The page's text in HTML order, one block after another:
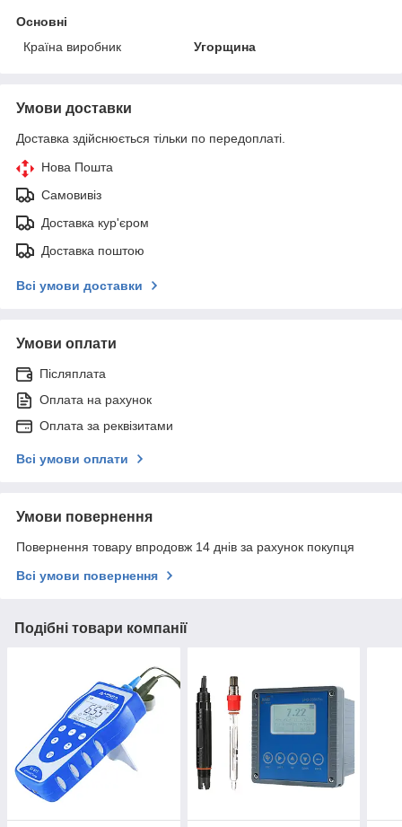
Основні
Країна виробник
Угорщина
Умови доставки
Доставка здійснюється тільки по передоплаті.
Нова Пошта
Самовивіз
Доставка кур'єром
Доставка поштою
Всі умови доставки
Умови оплати
Післяплата
Оплата на рахунок
Оплата за реквізитами
Всі умови оплати
Умови повернення
Повернення товару впродовж 14 днів за рахунок покупця
Всі умови повернення
Подібні товари компанії